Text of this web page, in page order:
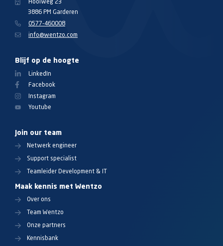
Hooiweg 23
3886 PM Garderen
0577-460008
info@wentzo.com
Blijf op de hoogte
LinkedIn
Facebook
Instagram
Youtube
Join our team
Netwerk engineer
Support specialist
Teamleider Development & IT
Maak kennis met Wentzo
Over ons
Team Wentzo
Onze partners
Kennisbank